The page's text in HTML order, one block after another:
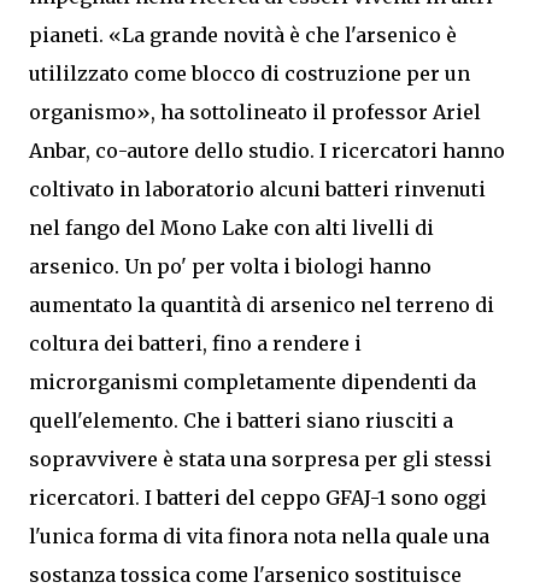
pianeti. «La grande novità è che l'arsenico è
utililzzato come blocco di costruzione per un
organismo», ha sottolineato il professor Ariel
Anbar, co-autore dello studio. I ricercatori hanno
coltivato in laboratorio alcuni batteri rinvenuti
nel fango del Mono Lake con alti livelli di
arsenico. Un po' per volta i biologi hanno
aumentato la quantità di arsenico nel terreno di
coltura dei batteri, fino a rendere i
microrganismi completamente dipendenti da
quell'elemento. Che i batteri siano riusciti a
sopravvivere è stata una sorpresa per gli stessi
ricercatori. I batteri del ceppo GFAJ-1 sono oggi
l'unica forma di vita finora nota nella quale una
sostanza tossica come l'arsenico sostituisce